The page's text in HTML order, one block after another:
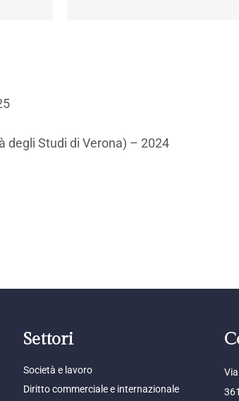
degli Studi di Verona) – 2024
Settori
Società e lavoro
Diritto commerciale e internazionale